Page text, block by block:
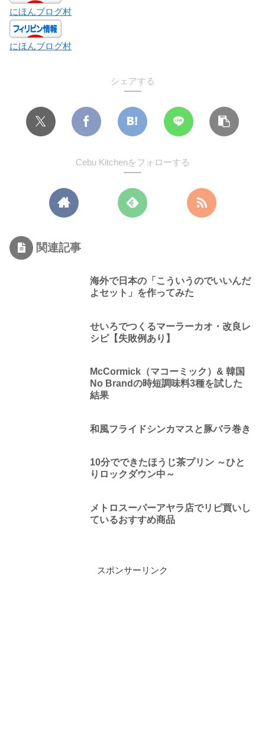
にほんブログ村
にほんブログ村
シェアする
Cebu Kitchenをフォローする
関連記事
海外で日本の「こういうのでいいんだ
よセット」を作ってみた
せいろでつくるマーラーカオ・改良レ
シピ【失敗例あり】
McCormick（マコーミック）& 韓国
No Brandの時短調味料3種を試した
結果
和風フライドシンカマスと豚バラ巻き
10分でできたほうじ茶プリン ～ひと
りロックダウン中～
メトロスーパーアヤラ店でリピ買いし
ているおすすめ商品
スポンサーリンク